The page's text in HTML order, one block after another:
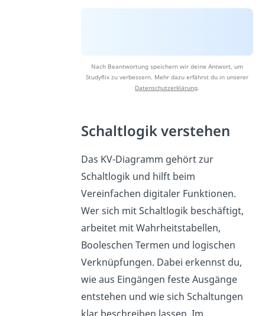
Nach Beantwortung speichern wir deine Antwort, um
Studyflix zu verbessern. Mehr dazu erfährst du in unserer
Datenschutzerklärung.
Schaltlogik verstehen
Das KV-Diagramm gehört zur
Schaltlogik und hilft beim
Vereinfachen digitaler Funktionen.
Wer sich mit Schaltlogik beschäftigt,
arbeitet mit Wahrheitstabellen,
Booleschen Termen und logischen
Verknüpfungen. Dabei erkennst du,
wie aus Eingängen feste Ausgänge
entstehen und wie sich Schaltungen